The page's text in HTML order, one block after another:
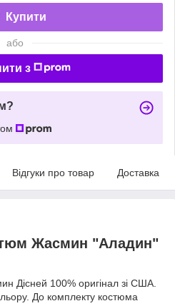
Купити
або
з
Відгуки про товар Доставка
Жасмин "Аладин"
Дісней 100% оригінал зі США.
До комплекту костюма